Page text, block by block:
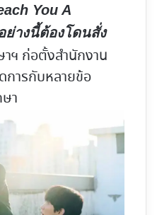
You A
ย่างนี้ต้องโดนสั่ง
าฯ ก่อตั้งสำนักงาน
การกับหลายข้อ
า